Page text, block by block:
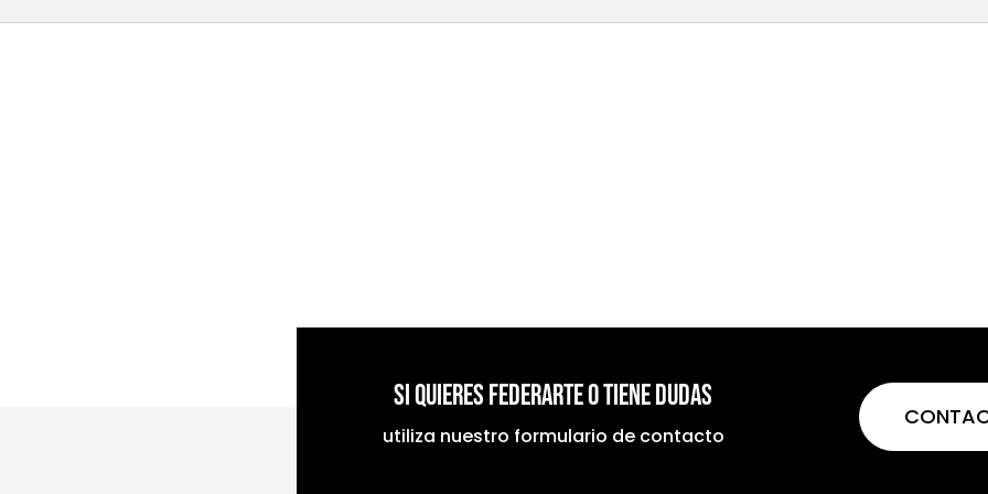
Si quieres federarte o tiene dudas
utiliza nuestro formulario de contacto